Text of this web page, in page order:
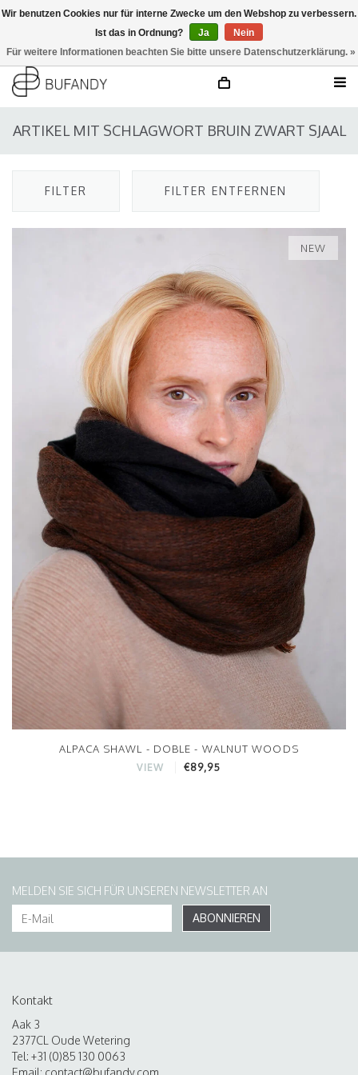
ARTIKEL MIT SCHLAGWORT BRUIN ZWART SJAAL
FILTER FILTER ENTFERNEN
NEW
ALPACA SHAWL - DOBLE - WALNUT WOODS
VIEW €89,95
MELDEN SIE SICH FÜR UNSEREN NEWSLETTER AN
ABONNIEREN
Kontakt
Aak 3
2377CL Oude Wetering
Tel: +31 (0)85 130 0063
Email: contact@bufandy.com
Wir benutzen Cookies nur für interne Zwecke um den Webshop zu verbessern.
Ist das in Ordnung?
Ja
Nein
Für weitere Informationen beachten Sie bitte unsere Datenschutzerklärung. »